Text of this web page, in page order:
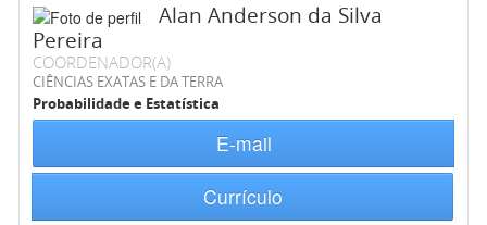
Alan Anderson da Silva
Pereira
COORDENADOR(A)
CIÊNCIAS EXATAS E DA TERRA
Probabilidade e Estatística
E-mail
Currículo